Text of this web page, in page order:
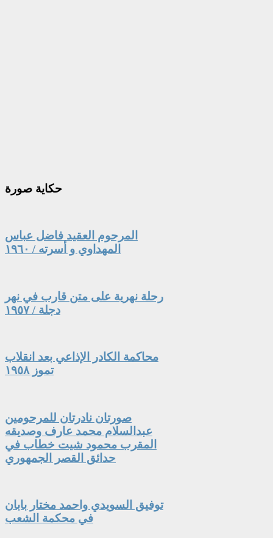
حكاية صورة
المرحوم العقيد فاضل عباس
المهداوي و أسرته / ١٩٦٠
رحلة نهرية على متن قارب في نهر
دجلة / ١٩٥٧
محاكمة الكادر الإذاعي بعد انقلاب
تموز ١٩٥٨
صورتان نادرتان للمرحومين
عبدالسلام محمد عارف وصديقه
المقرب محمود شيت خطاب في
حدائق القصر الجمهوري
توفيق السويدي واحمد مختار بابان
في محكمة الشعب